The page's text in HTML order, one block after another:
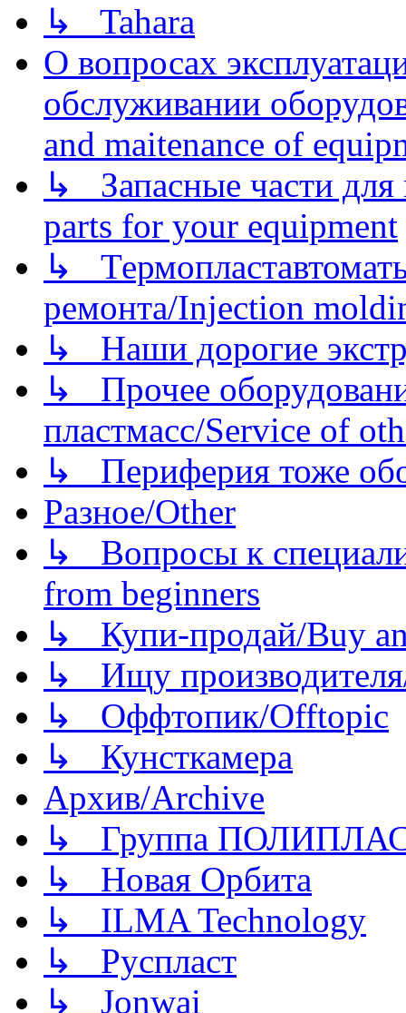
↳ Tahara
О вопросах
обслуживании
and maitenance of
↳ Запасные части для
parts for your equipment
↳
ремонта/Injection
↳ Наши дорогие
↳ Прочее
пластмасс/Service of
↳ Периферия тоже
Разное/Other
↳ Вопросы к
from beginners
↳ Купи-продай/Buy
↳ Ищу
↳ Оффтопик/Offtopic
↳ Кунсткамера
Архив/Archive
↳ Группа
↳ Новая Орбита
↳ ILMA Technology
↳ Руспласт
↳ Jonwai